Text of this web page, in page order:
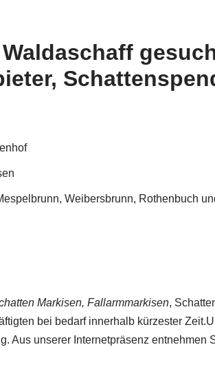
Weibersbrunn, Rothenbuch
Markisen, Fallarmmarkisen,
bei bedarf innerhalb kürzester
Aus unserer Internetpräsenz entnehmen